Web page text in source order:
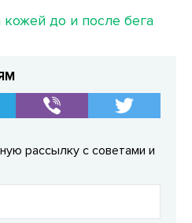
кожей до и после бега
рассылку с советами и